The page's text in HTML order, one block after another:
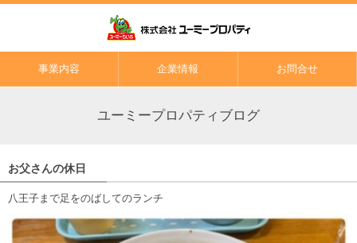
事業内容 企業情報 お問合せ
ユーミープロパティブログ
お父さんの休日
八王子まで足をのばしてのランチ